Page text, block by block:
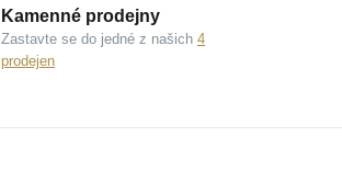
Kamenné prodejny
Zastavte se do jedné z našich 4
prodejen